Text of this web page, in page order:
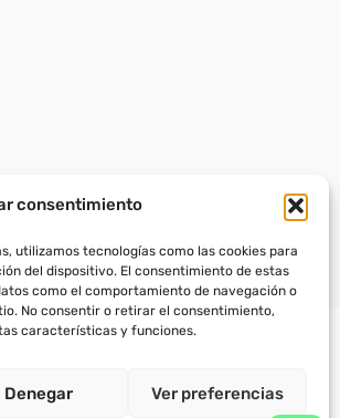
consentimiento
utilizamos tecnologías como las cookies para
del dispositivo. El consentimiento de estas
como el comportamiento de navegación o
No consentir o retirar el consentimiento,
características y funciones.
Denegar Ver preferencias